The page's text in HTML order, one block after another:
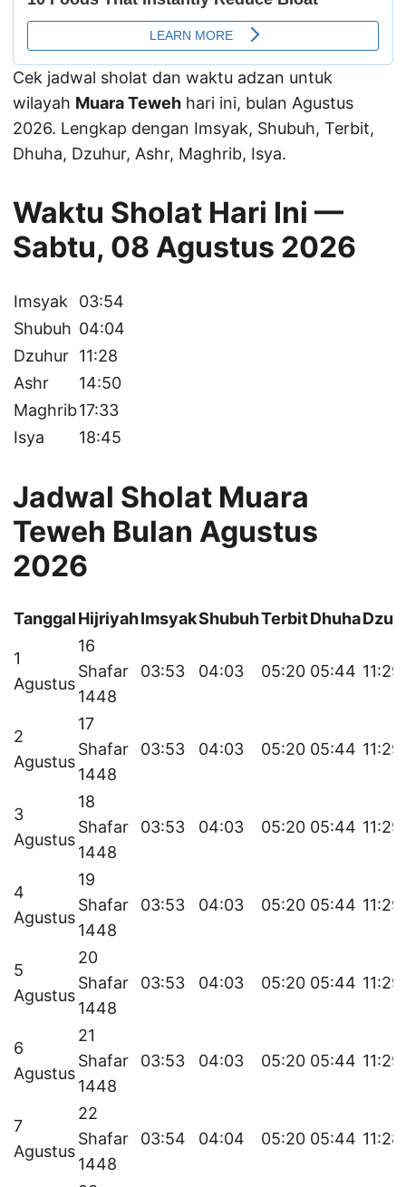
Cek jadwal sholat dan waktu adzan untuk
wilayah Muara Teweh hari ini, bulan Agustus
2026. Lengkap dengan Imsyak, Shubuh, Terbit,
Dhuha, Dzuhur, Ashr, Maghrib, Isya.
Waktu Sholat Hari Ini —
Sabtu, 08 Agustus 2026
Imsyak
03:54
Shubuh 04:04
Dzuhur 11:28
Ashr
14:50
Maghrib17:33
Isya
18:45
Jadwal Sholat Muara
Teweh Bulan Agustus
2026
TanggalHijriyahImsyakShubuhTerbitDhuha
1
Agustus
16
Shafar
1448
03:53 04:03 05:20 05:44 11:29
2
Agustus
17
Shafar
1448
03:53 04:03 05:20 05:44 11:29
3
Agustus
18
Shafar
1448
03:53 04:03 05:20 05:44 11:29
4
Agustus
19
Shafar
1448
03:53 04:03 05:20 05:44 11:29
5
Agustus
20
Shafar
1448
03:53 04:03 05:20 05:44 11:29
6
Agustus
21
Shafar
1448
03:53 04:03 05:20 05:44 11:29
7
Agustus
22
Shafar
1448
03:54 04:04 05:20 05:44 11:28